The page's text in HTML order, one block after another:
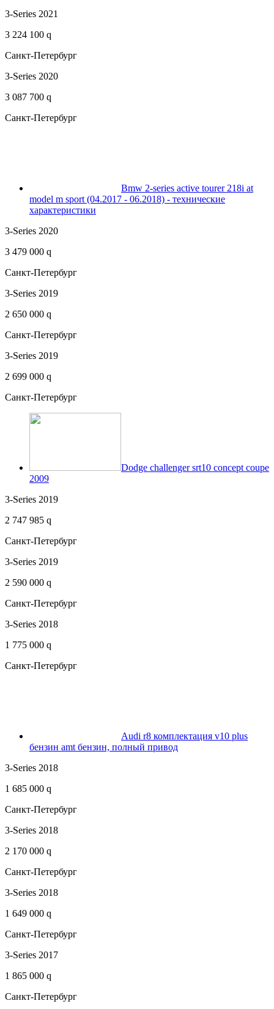
3-Series 2021
3 224 100 q
Санкт-Петербург
3-Series 2020
3 087 700 q
Санкт-Петербург
Bmw 2-series active tourer 218i at
model m sport (04.2017 - 06.2018) - технические
характеристики
3-Series 2020
3 479 000 q
Санкт-Петербург
3-Series 2019
2 650 000 q
Санкт-Петербург
3-Series 2019
2 699 000 q
Санкт-Петербург
Dodge challenger srt10 concept coupe
2009
3-Series 2019
2 747 985 q
Санкт-Петербург
3-Series 2019
2 590 000 q
Санкт-Петербург
3-Series 2018
1 775 000 q
Санкт-Петербург
Audi r8 комплектация v10 plus
бензин amt бензин, полный привод
3-Series 2018
1 685 000 q
Санкт-Петербург
3-Series 2018
2 170 000 q
Санкт-Петербург
3-Series 2018
1 649 000 q
Санкт-Петербург
3-Series 2017
1 865 000 q
Санкт-Петербург